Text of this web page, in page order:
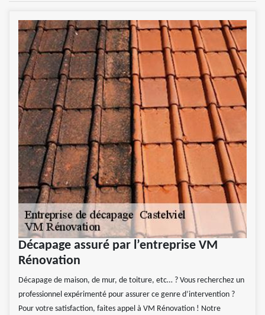
Décapage assuré par l’entreprise VM
Rénovation
Décapage de maison, de mur, de toiture, etc… ? Vous recherchez un
professionnel expérimenté pour assurer ce genre d’intervention ?
Pour votre satisfaction, faites appel à VM Rénovation ! Notre